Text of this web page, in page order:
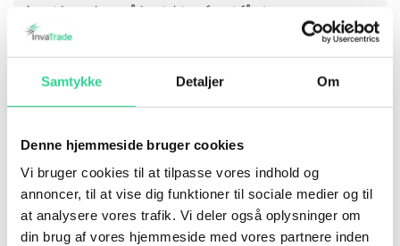
Samtykke Detaljer Om
Denne hjemmeside bruger cookies
Vi bruger cookies til at tilpasse vores indhold og
annoncer, til at vise dig funktioner til sociale medier og til
at analysere vores trafik. Vi deler også oplysninger om
din brug af vores hjemmeside med vores partnere inden
i port branchen, så kontakt os for at få et.
Mere information
Rå fjedre sælges i længder op til 3250mm.
0-
800mm
801-
1200mm
1201-